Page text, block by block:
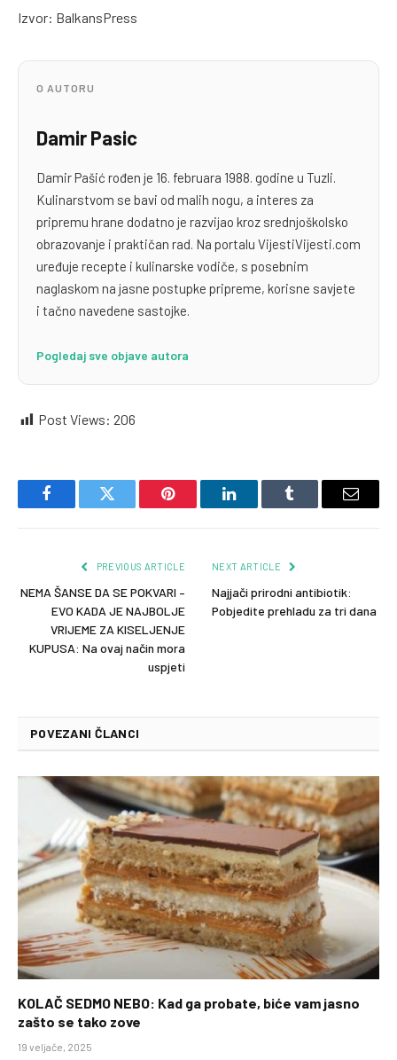
Izvor: BalkansPress
O AUTORU
Damir Pasic
Damir Pašić rođen je 16. februara 1988. godine u Tuzli.
Kulinarstvom se bavi od malih nogu, a interes za
pripremu hrane dodatno je razvijao kroz srednjoškolsko
obrazovanje i praktičan rad. Na portalu VijestiVijesti.com
uređuje recepte i kulinarske vodiče, s posebnim
naglaskom na jasne postupke pripreme, korisne savjete
i tačno navedene sastojke.
Pogledaj sve objave autora
Post Views: 206
FacebookTwitter Pinterest LinkedInTumblr Email
PREVIOUS ARTICLE
NEMA ŠANSE DA SE POKVARI –
EVO KADA JE NAJBOLJE
VRIJEME ZA KISELJENJE
KUPUSA: Na ovaj način mora
uspjeti
NEXT ARTICLE
Najjači prirodni antibiotik:
Pobjedite prehladu za tri dana
POVEZANI ČLANCI
KOLAČ SEDMO NEBO: Kad ga probate, biće vam jasno
zašto se tako zove
19 veljače, 2025